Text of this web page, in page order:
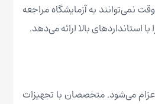
نمی‌توانند به آزمایشگاه مراجعه
بالا ارائه می‌دهد.
اعزام می‌شود. متخصصان با تجهیزات